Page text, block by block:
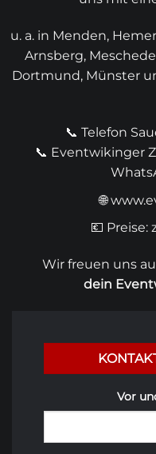
u. a. in Menden,
Arnsberg,
Dortmund, Münster
📞 Telefon
📞 Eventwikinger
🌐
💶 Preise:
Wir freuen uns
dein
Vor